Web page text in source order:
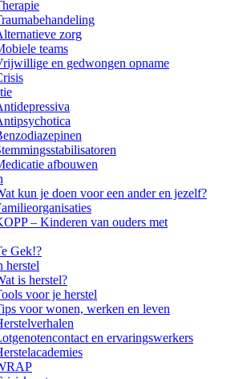
zorg
teams
en gedwongen opname
afbouwen
kun je doen voor een ander en jezelf?
– Kinderen van ouders met
Gek!?
herstel
is herstel?
voor je herstel
voor wonen, werken en leven
en ervaringswerkers